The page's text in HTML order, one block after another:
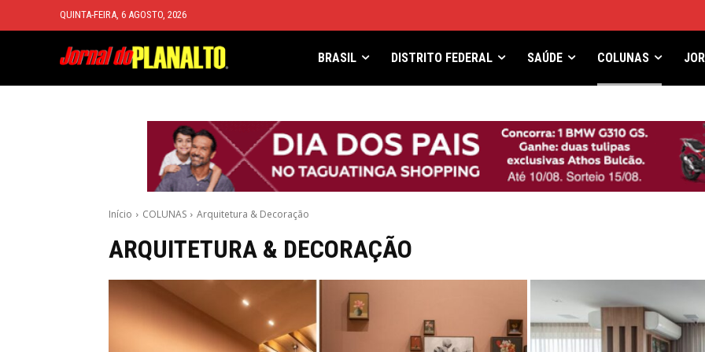
QUINTA-FEIRA, 6 AGOSTO, 2026
BRASIL DISTRITO FEDERAL SAÚDE COLUNAS
Início COLUNAS Arquitetura & Decoração
ARQUITETURA & DECORAÇÃO